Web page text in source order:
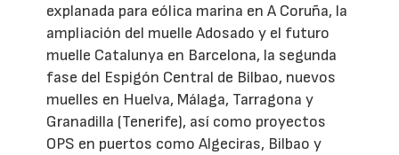
explanada para eólica marina en A Coruña, la
ampliación del muelle Adosado y el futuro
muelle Catalunya en Barcelona, la segunda
fase del Espigón Central de Bilbao, nuevos
muelles en Huelva, Málaga, Tarragona y
Granadilla (Tenerife), así como proyectos
OPS en puertos como Algeciras, Bilbao y